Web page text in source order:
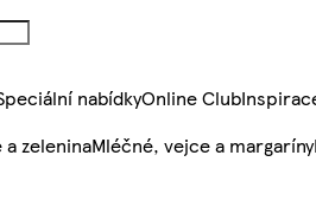
nabídkyOnline Club
a zeleninaMléčné, vejce a margaríny